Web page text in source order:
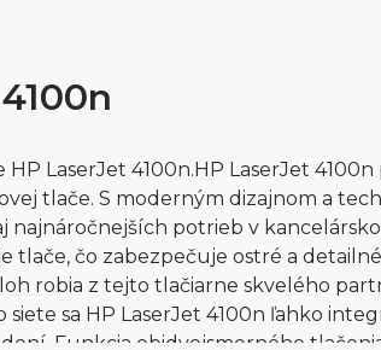
LaserJet 4100n.HP LaserJet
tlače. S moderným dizajnom a
najnáročnejších potrieb v
tlače, čo zabezpečuje ostré a
robia z tejto tlačiarne skvelého
siete sa HP LaserJet 4100n ľahko
Funkcia obidvojsmerného